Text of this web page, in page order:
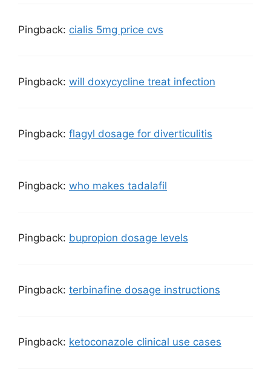
Pingback: cialis 5mg price cvs
Pingback: will doxycycline treat infection
Pingback: flagyl dosage for diverticulitis
Pingback: who makes tadalafil
Pingback: bupropion dosage levels
Pingback: terbinafine dosage instructions
Pingback: ketoconazole clinical use cases